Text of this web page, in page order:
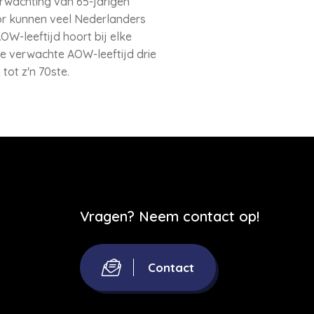
kunnen veel Nederlanders
leeftijd hoort bij elke
verwachte AOW-leeftijd drie
z'n 70ste.
Vragen? Neem contact op!
Contact